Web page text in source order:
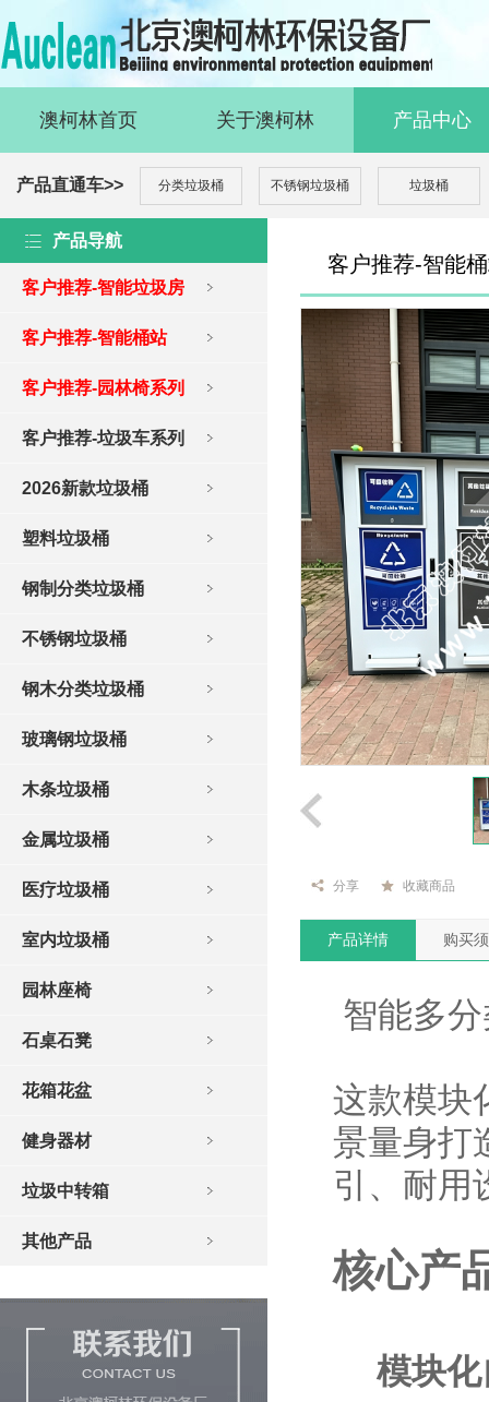
澳柯林首页 关于澳柯林 产品中心
产品直通车>> 分类垃圾桶 不锈钢垃圾桶 垃圾桶
产品导航
客户推荐-智能垃圾房
客户推荐-智能桶站
客户推荐-园林椅系列
客户推荐-垃圾车系列
2026新款垃圾桶
塑料垃圾桶
钢制分类垃圾桶
不锈钢垃圾桶
钢木分类垃圾桶
玻璃钢垃圾桶
木条垃圾桶
金属垃圾桶
医疗垃圾桶
室内垃圾桶
园林座椅
石桌石凳
花箱花盆
健身器材
垃圾中转箱
其他产品
客户推荐-智能
分享 收藏商品
产品详情 购买
智能多
这款模块
景量身打
引、耐用
核心产
模块